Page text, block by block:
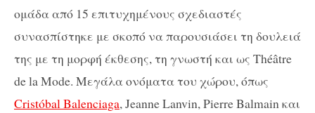
ομάδα από 15 επιτυχημένους σχεδιαστές
συνασπίστηκε με σκοπό να παρουσιάσει τη δουλειά
της με τη μορφή έκθεσης, τη γνωστή και ως Théâtre
de la Mode. Μεγάλα ονόματα του χώρου, όπως
Cristóbal Balenciaga, Jeanne Lanvin, Pierre Balmain και